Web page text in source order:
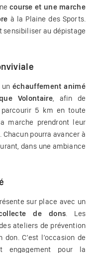
course et une marche
à la Plaine des Sports.
sensibiliser au dépistage
un échauffement animé
Volontaire, afin de
5 km en toute
marche prendront leur
pourra avancer à
dans une ambiance
sur place avec un
de dons. Les
ateliers de prévention
C’est l’occasion de
engagement pour la